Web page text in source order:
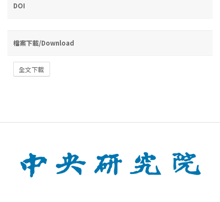
DOI
檔案下載/Download
全文下載